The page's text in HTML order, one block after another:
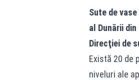
Sute de
al Dunării
Direcţiei de
Există 20 de
niveluri ale